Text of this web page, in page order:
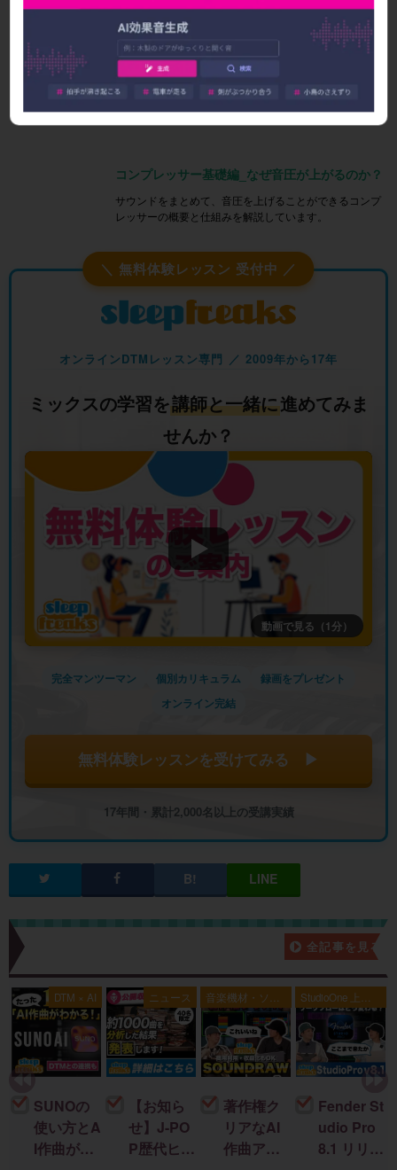
ティングするテクニックです。特にボーカルに対し自然
なコンプレッサー効果を得ることができます。
コンプレッサー基礎編_なぜ音圧が上がるのか？
サウンドをまとめて、音圧を上げることができるコンプ
レッサーの概要と仕組みを解説しています。
＼ 無料体験レッスン 受付中 ／
オンラインDTMレッスン専門 ／ 2009年から17年
ミックスの学習を講師と一緒に進めてみま
せんか？
動画で見る（1分）
完全マンツーマン 個別カリキュラム
録画をプレゼント
オンライン完結
無料体験レッスンを受けてみる ▶
17年間・累計2,000名以上の受講実績
新着記事一覧 全記事を見る
DTM × AI
SUNOの
使い方とA
I作曲がわ
ニュース
【お知ら
せ】J-PO
P歴代ヒッ
音楽機材・ソフ
ト
著作権ク
リアなAI
作曲アプ
StudioOne 上級
者編
Fender St
udio Pro
8.1 リリー